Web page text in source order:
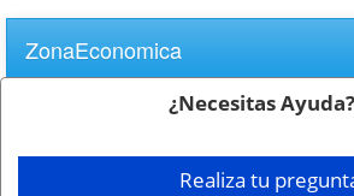
main
content
ZonaEconomica
¿Necesitas Ayuda?
Realiza tu